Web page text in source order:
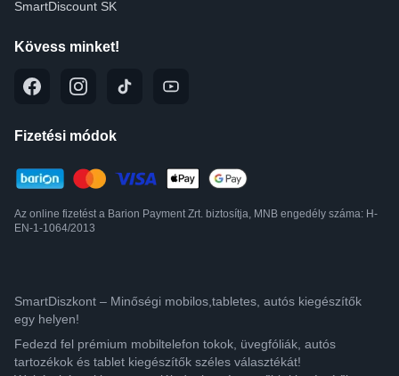
SmartDiscount SK
Kövess minket!
Fizetési módok
Az online fizetést a Barion Payment Zrt. biztosítja, MNB engedély száma: H-
EN-1-1064/2013
SmartDiszkont – Minőségi mobilos,tabletes, autós kiegészítők
egy helyen!
Fedezd fel prémium mobiltelefon tokok, üvegfóliák, autós
tartozékok és tablet kiegészítők széles választékát!